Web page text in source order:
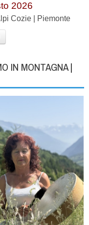
2026
Cozie | Piemonte